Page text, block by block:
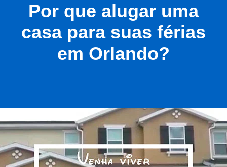
Por que alugar uma
casa para suas férias
em Orlando?